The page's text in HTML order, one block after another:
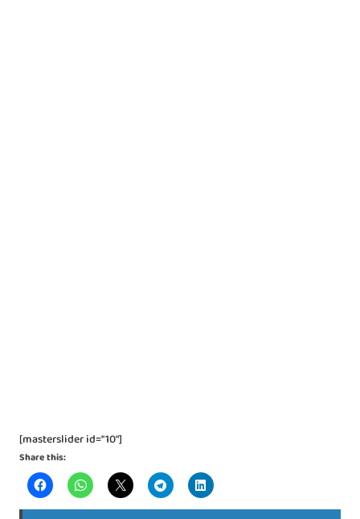
[masterslider id="10"]
Share this: